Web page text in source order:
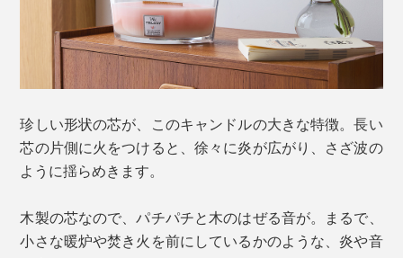
珍しい形状の芯が、このキャンドルの大きな特徴。長い
芯の片側に火をつけると、徐々に炎が広がり、さざ波の
ように揺らめきます。
木製の芯なので、パチパチと木のはぜる音が。まるで、
小さな暖炉や焚き火を前にしているかのような、炎や音